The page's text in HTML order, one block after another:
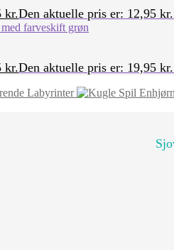
kr.Den aktuelle pris er: 12,95
kr.Den aktuelle pris er: 19,95
Labyrinter